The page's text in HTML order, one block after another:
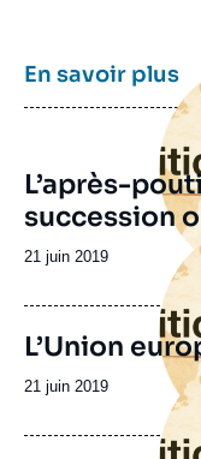
En savoir plusImage
L’après-
succession
Date
publication
21 juin 2019
L’Union
Date
publication
21 juin 2019